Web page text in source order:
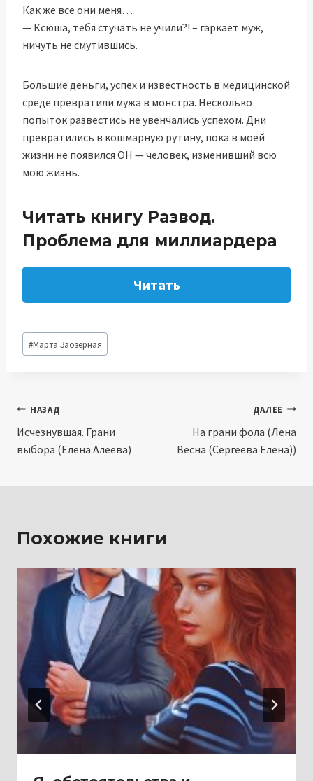
Как же все они меня…
— Ксюша, тебя стучать не учили?! – гаркает муж,
ничуть не смутившись.
Большие деньги, успех и известность в медицинской
среде превратили мужа в монстра. Несколько
попыток развестись не увенчались успехом. Дни
превратились в кошмарную рутину, пока в моей
жизни не появился ОН — человек, изменивший всю
мою жизнь.
Читать книгу Развод.
Проблема для миллиардера
Читать
Метки
записи:
#Марта Заозерная
Навигация
по
НАЗАД
Исчезнувшая. Грани
выбора (Елена Алеева)
ДАЛЕЕ
На грани фола (Лена
Весна (Сергеева Елена))
Похожие книги